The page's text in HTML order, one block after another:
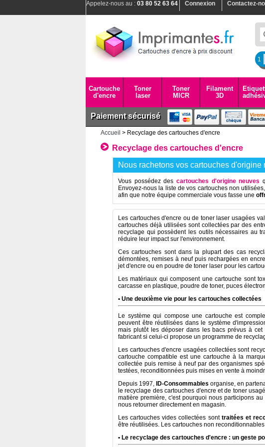
Appelez-nous au : 03 80 52 63 64 Connexion Contactez-
1
Cartouche
d'encre
Toner
laser
Toner
MICR
Filament
3D
Paiement sécurisé
Accueil > Recyclage des cartouches d'encre
Recyclage des cartouches d'encre
Nous rachetons vos cartouches d'origine
Vous possédez des cartouches d'origine neuves
Envoyez-nous la liste de vos cartouches non
afin que notre équipe commerciale vous fasse une
Les cartouches d'encre ou de toner laser usagées
cartouches déjà utilisées sont collectées par des
recyclage qui possèdent les outils nécessaires au
réduire leur impact sur l'environnement.
Ces cartouches sont dans la plupart des cas
démontées, remises à neuf puis rechargées en
jet d'encre ou en poudre de toner laser pour les
Les matériaux qui composent une cartouche sont
carcasse en plastique, poudre de toner, puces
• Une deuxième vie pour les cartouches collectées
Le système qui compose une cartouche est
peuvent être réutilisées dans le système
mais plutôt les déposer dans les bacs prévus à cet
fabricant si celui-ci propose un programme de
Les cartouches d'encre usagées collectées sont
cartouche compatible est une cartouche à la
collectée puis remise à neuf par des organismes
testées, reconditionnées puis mises en vente à
Depuis 1997,ID-Consommables organise, en
le recyclage des cartouches d'encre et de toner
matière première, c'est pourquoi nous participons
nous retourner directement en magasin.
Les cartouches vides collectées sont traitées et
être réutilisées. Les cartouches non
• Le recyclage des cartouches d'encre : un geste